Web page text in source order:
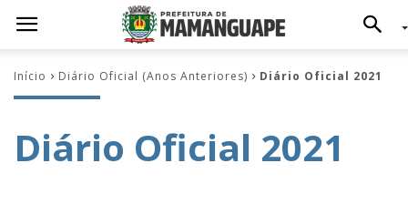
Início Diário Oficial (Anos Anteriores) Diário Oficial 2021
Diário Oficial 2021